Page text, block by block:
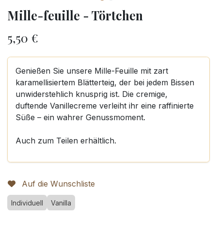
Mille-feuille - Törtchen
5,50 €
Genießen Sie unsere Mille-Feuille mit zart
karamellisiertem Blätterteig, der bei jedem Bissen
unwiderstehlich knusprig ist. Die cremige,
duftende Vanillecreme verleiht ihr eine raffinierte
Süße – ein wahrer Genussmoment.
Auch zum Teilen erhältlich.
Auf die Wunschliste
Individuell Vanilla